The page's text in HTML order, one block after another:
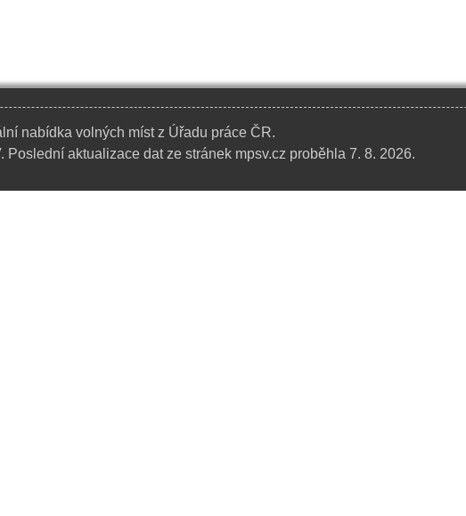
nabídka volných míst z Úřadu práce ČR.
Poslední aktualizace dat ze stránek mpsv.cz proběhla 7. 8. 2026.